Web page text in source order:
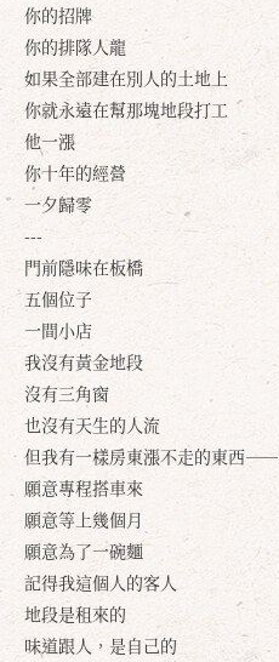
你的招牌
你的排隊人龍
如果全部建在別人的土地上
你就永遠在幫那塊地段打工
他一漲
你十年的經營
一夕歸零
---
門前隱味在板橋
五個位子
一間小店
我沒有黃金地段
沒有三角窗
也沒有天生的人流
但我有一樣房東漲不走的東西——
願意專程搭車來
願意等上幾個月
願意為了一碗麵
記得我這個人的客人
地段是租來的
味道跟人，是自己的